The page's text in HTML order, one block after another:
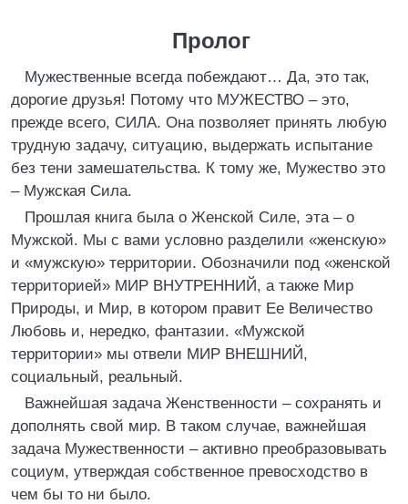
Пролог
Мужественные всегда побеждают… Да, это так,
дорогие друзья! Потому что МУЖЕСТВО – это,
прежде всего, СИЛА. Она позволяет принять любую
трудную задачу, ситуацию, выдержать испытание
без тени замешательства. К тому же, Мужество это
– Мужская Сила.
Прошлая книга была о Женской Силе, эта – о
Мужской. Мы с вами условно разделили «женскую»
и «мужскую» территории. Обозначили под «женской
территорией» МИР ВНУТРЕННИЙ, а также Мир
Природы, и Мир, в котором правит Ее Величество
Любовь и, нередко, фантазии. «Мужской
территории» мы отвели МИР ВНЕШНИЙ,
социальный, реальный.
Важнейшая задача Женственности – сохранять и
дополнять свой мир. В таком случае, важнейшая
задача Мужественности – активно преобразовывать
социум, утверждая собственное превосходство в
чем бы то ни было.